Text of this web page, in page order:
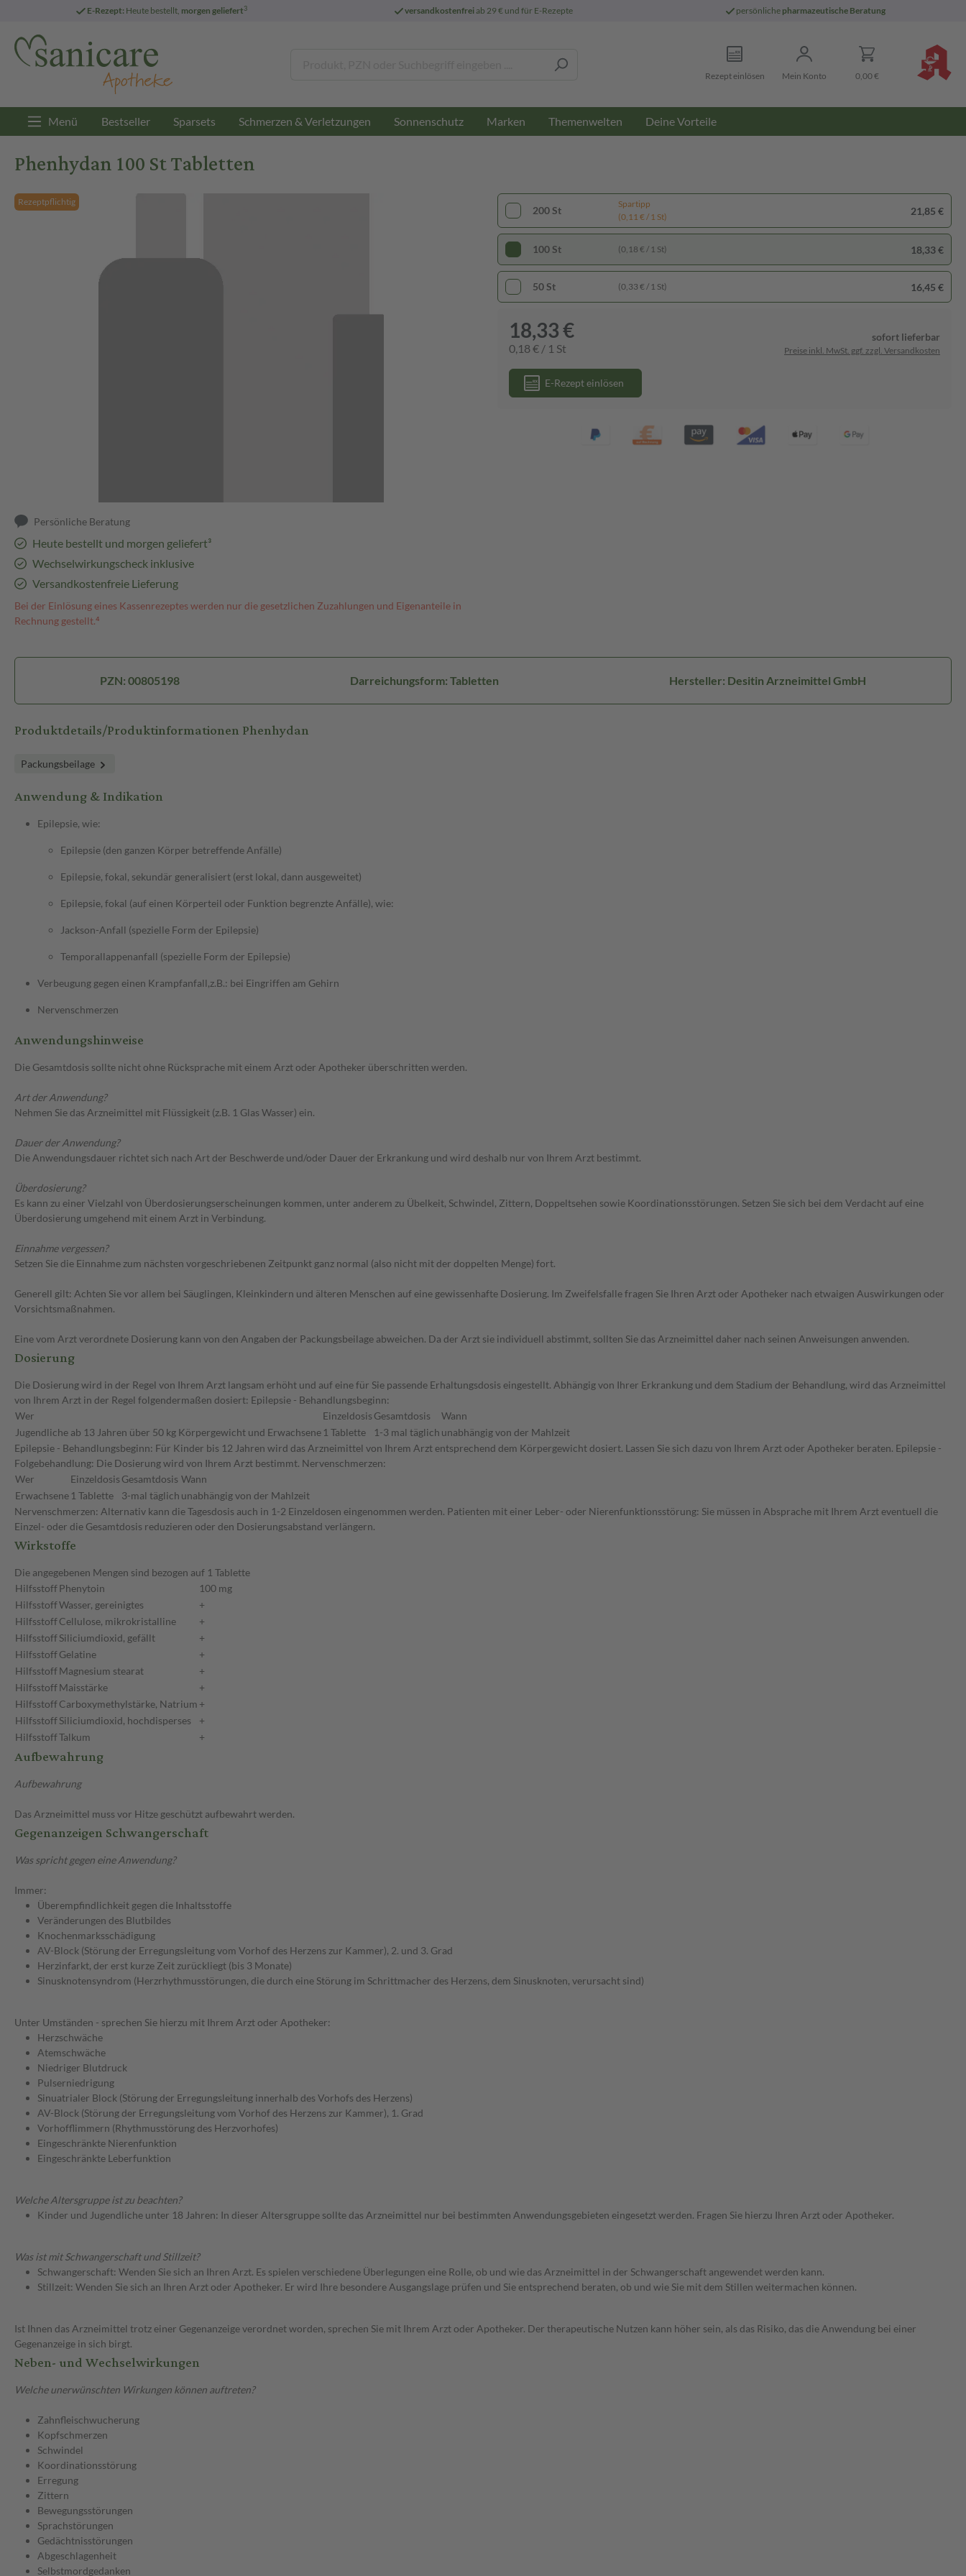
E-Rezept: Heute bestellt, morgen geliefert3 versandkostenfreiab 29 € und für E-Rezepte persönliche pharmazeutische Beratung
Rezept einlösen Mein Konto 0,00 €
Menü Bestseller Sparsets Schmerzen & Verletzungen Sonnenschutz Marken Themenwelten Deine Vorteile
Phenhydan 100 St Tabletten
Rezeptpflichtig
Persönliche Beratung
Heute bestellt und morgen geliefert³
Wechselwirkungscheck inklusive
Versandkostenfreie Lieferung
Bei der Einlösung eines Kassenrezeptes werden nur die gesetzlichen Zuzahlungen und Eigenanteile in
Rechnung gestellt.⁴
200 St
Spartipp
(0,11 € / 1 St)
21,85 €
100 St (0,18 € / 1 St) 18,33 €
50 St (0,33 € / 1 St) 16,45 €
18,33 €
0,18 € / 1 St
sofort lieferbar
Preise inkl. MwSt. ggf. zzgl. Versandkosten
E-Rezept einlösen
PZN: 00805198 Darreichungsform: Tabletten Hersteller: Desitin Arzneimittel GmbH
Produktdetails/Produktinformationen Phenhydan
Packungsbeilage
Anwendung & Indikation
Epilepsie, wie:
Epilepsie (den ganzen Körper betreffende Anfälle)
Epilepsie, fokal, sekundär generalisiert (erst lokal, dann ausgeweitet)
Epilepsie, fokal (auf einen Körperteil oder Funktion begrenzte Anfälle), wie:
Jackson-Anfall (spezielle Form der Epilepsie)
Temporallappenanfall (spezielle Form der Epilepsie)
Verbeugung gegen einen Krampfanfall,z.B.: bei Eingriffen am Gehirn
Nervenschmerzen
Anwendungshinweise
Die Gesamtdosis sollte nicht ohne Rücksprache mit einem Arzt oder Apotheker überschritten werden.
Art der Anwendung?
Nehmen Sie das Arzneimittel mit Flüssigkeit (z.B. 1 Glas Wasser) ein.
Dauer der Anwendung?
Die Anwendungsdauer richtet sich nach Art der Beschwerde und/oder Dauer der Erkrankung und wird deshalb nur von Ihrem Arzt bestimmt.
Überdosierung?
Es kann zu einer Vielzahl von Überdosierungserscheinungen kommen, unter anderem zu Übelkeit, Schwindel, Zittern, Doppeltsehen sowie Koordinationsstörungen. Setzen Sie sich bei dem Verdacht auf eine
Überdosierung umgehend mit einem Arzt in Verbindung.
Einnahme vergessen?
Setzen Sie die Einnahme zum nächsten vorgeschriebenen Zeitpunkt ganz normal (also nicht mit der doppelten Menge) fort.
Generell gilt: Achten Sie vor allem bei Säuglingen, Kleinkindern und älteren Menschen auf eine gewissenhafte Dosierung. Im Zweifelsfalle fragen Sie Ihren Arzt oder Apotheker nach etwaigen Auswirkungen oder
Vorsichtsmaßnahmen.
Eine vom Arzt verordnete Dosierung kann von den Angaben der Packungsbeilage abweichen. Da der Arzt sie individuell abstimmt, sollten Sie das Arzneimittel daher nach seinen Anweisungen anwenden.
Dosierung
Die Dosierung wird in der Regel von Ihrem Arzt langsam erhöht und auf eine für Sie passende Erhaltungsdosis eingestellt. Abhängig von Ihrer Erkrankung und dem Stadium der Behandlung, wird das Arzneimittel
von Ihrem Arzt in der Regel folgendermaßen dosiert: Epilepsie - Behandlungsbeginn:
Wer
Einzeldosis Gesamtdosis
Wann
Jugendliche ab 13 Jahren über 50 kg Körpergewicht und Erwachsene 1 Tablette 1-3 mal täglich unabhängig von der Mahlzeit
Epilepsie - Behandlungsbeginn: Für Kinder bis 12 Jahren wird das Arzneimittel von Ihrem Arzt entsprechend dem Körpergewicht dosiert. Lassen Sie sich dazu von Ihrem Arzt oder Apotheker beraten. Epilepsie -
Folgebehandlung: Die Dosierung wird von Ihrem Arzt bestimmt. Nervenschmerzen:
Wer
Einzeldosis Gesamtdosis Wann
Erwachsene 1 Tablette 3-mal täglich unabhängig von der Mahlzeit
Nervenschmerzen: Alternativ kann die Tagesdosis auch in 1-2 Einzeldosen eingenommen werden. Patienten mit einer Leber- oder Nierenfunktionsstörung: Sie müssen in Absprache mit Ihrem Arzt eventuell die
Einzel- oder die Gesamtdosis reduzieren oder den Dosierungsabstand verlängern.
Wirkstoffe
Die angegebenen Mengen sind bezogen auf 1 Tablette
HilfsstoffPhenytoin
100 mg
HilfsstoffWasser, gereinigtes
+
HilfsstoffCellulose, mikrokristalline
+
HilfsstoffSiliciumdioxid, gefällt
+
HilfsstoffGelatine
+
HilfsstoffMagnesium stearat
+
HilfsstoffMaisstärke
+
HilfsstoffCarboxymethylstärke, Natrium +
HilfsstoffSiliciumdioxid, hochdisperses
+
HilfsstoffTalkum +
Aufbewahrung
Aufbewahrung
Das Arzneimittel muss vor Hitze geschützt aufbewahrt werden.
Gegenanzeigen Schwangerschaft
Was spricht gegen eine Anwendung?
Immer:
Überempfindlichkeit gegen die Inhaltsstoffe
Veränderungen des Blutbildes
Knochenmarksschädigung
AV-Block (Störung der Erregungsleitung vom Vorhof des Herzens zur Kammer), 2. und 3. Grad
Herzinfarkt, der erst kurze Zeit zurückliegt (bis 3 Monate)
Sinusknotensyndrom (Herzrhythmusstörungen, die durch eine Störung im Schrittmacher des Herzens, dem Sinusknoten, verursacht sind)
Unter Umständen - sprechen Sie hierzu mit Ihrem Arzt oder Apotheker:
Herzschwäche
Atemschwäche
Niedriger Blutdruck
Pulserniedrigung
Sinuatrialer Block (Störung der Erregungsleitung innerhalb des Vorhofs des Herzens)
AV-Block (Störung der Erregungsleitung vom Vorhof des Herzens zur Kammer), 1. Grad
Vorhofflimmern (Rhythmusstörung des Herzvorhofes)
Eingeschränkte Nierenfunktion
Eingeschränkte Leberfunktion
Welche Altersgruppe ist zu beachten?
Kinder und Jugendliche unter 18 Jahren: In dieser Altersgruppe sollte das Arzneimittel nur bei bestimmten Anwendungsgebieten eingesetzt werden. Fragen Sie hierzu Ihren Arzt oder Apotheker.
Was ist mit Schwangerschaft und Stillzeit?
Schwangerschaft: Wenden Sie sich an Ihren Arzt. Es spielen verschiedene Überlegungen eine Rolle, ob und wie das Arzneimittel in der Schwangerschaft angewendet werden kann.
Stillzeit: Wenden Sie sich an Ihren Arzt oder Apotheker. Er wird Ihre besondere Ausgangslage prüfen und Sie entsprechend beraten, ob und wie Sie mit dem Stillen weitermachen können.
Ist Ihnen das Arzneimittel trotz einer Gegenanzeige verordnet worden, sprechen Sie mit Ihrem Arzt oder Apotheker. Der therapeutische Nutzen kann höher sein, als das Risiko, das die Anwendung bei einer
Gegenanzeige in sich birgt.
Neben- und Wechselwirkungen
Welche unerwünschten Wirkungen können auftreten?
Zahnfleischwucherung
Kopfschmerzen
Schwindel
Koordinationsstörung
Erregung
Zittern
Bewegungsstörungen
Sprachstörungen
Gedächtnisstörungen
Abgeschlagenheit
Selbstmordgedanken